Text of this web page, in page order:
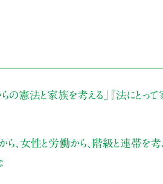
らの憲法と家族を考える」
『法にとっ
ら、女性と労働から、階級と連帯を考え